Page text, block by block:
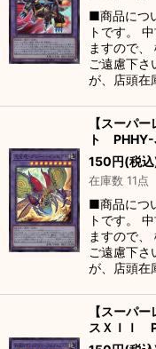
■商品につ
トです。
ますので
ご遠慮下
が、店頭在
【スーパ
ト
150円(税
在庫数 11点
■商品につ
トです。
ますので
ご遠慮下
が、店頭在
【スーパ
スＸＩＩ